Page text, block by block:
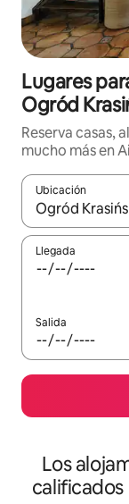
Lugares
Ogród
Reserva casas,
mucho más en
Ubicación
Cuando los
Llegada
Salida
Los